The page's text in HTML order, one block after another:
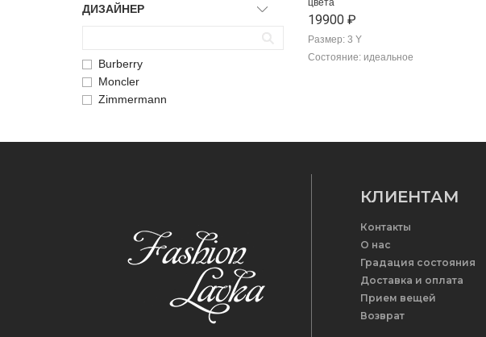
ДИЗАЙНЕР
Burberry
Moncler
Zimmermann
цвета
19900 ₽
Размер: 3 Y
Состояние: идеальное
КЛИЕНТАМ
Контакты
О нас
Градация состояния
Доставка и оплата
Прием вещей
Возврат